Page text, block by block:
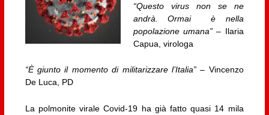
“Questo virus non se ne
andrà. Ormai è nella
popolazione umana” – Ilaria
Capua, virologa
“È giunto il momento di militarizzare l’Italia”– Vincenzo
De Luca, PD
La polmonite virale Covid-19 ha già fatto quasi 14 mila